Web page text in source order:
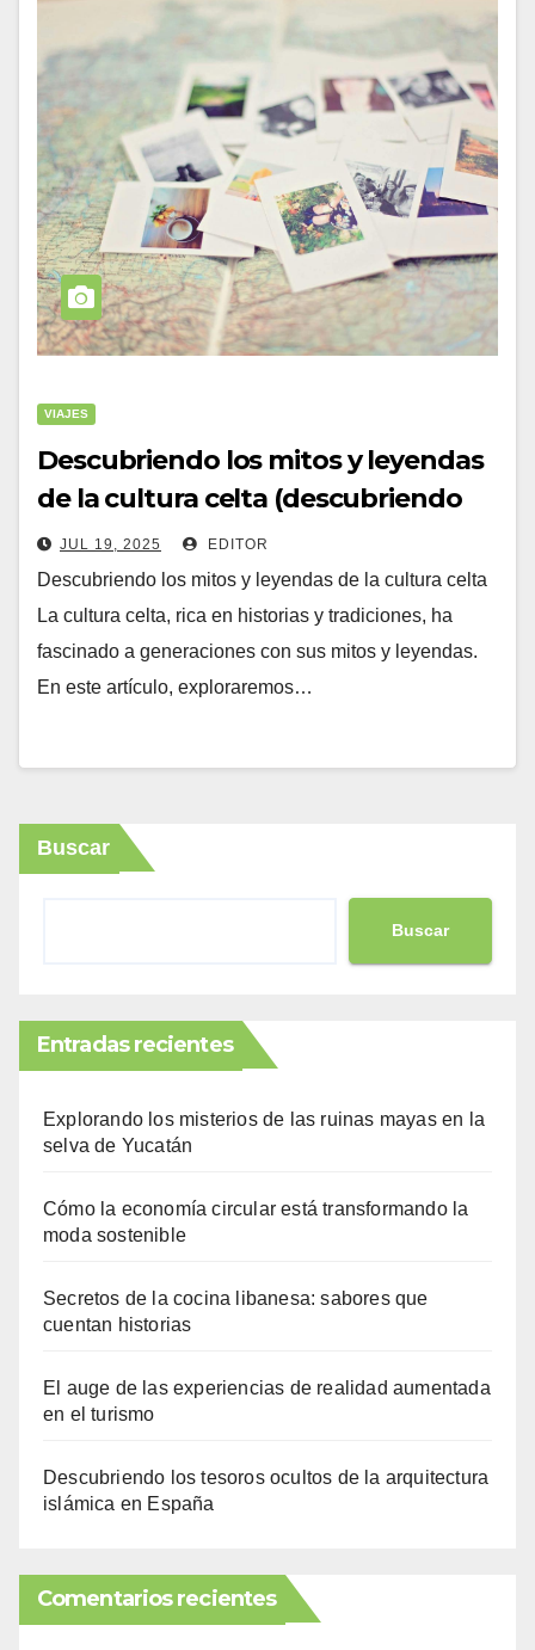
VIAJES
Descubriendo los mitos y leyendas
de la cultura celta (descubriendo
JUL 19, 2025 EDITOR
Descubriendo los mitos y leyendas de la cultura celta
La cultura celta, rica en historias y tradiciones, ha
fascinado a generaciones con sus mitos y leyendas.
En este artículo, exploraremos…
Buscar
Buscar
Entradas recientes
Explorando los misterios de las ruinas mayas en la
selva de Yucatán
Cómo la economía circular está transformando la
moda sostenible
Secretos de la cocina libanesa: sabores que
cuentan historias
El auge de las experiencias de realidad aumentada
en el turismo
Descubriendo los tesoros ocultos de la arquitectura
islámica en España
Comentarios recientes